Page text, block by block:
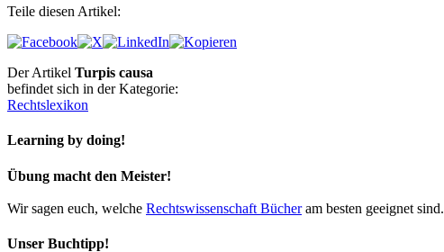
Teile diesen Artikel:
Der Artikel Turpis causa
befindet sich in der Kategorie:
Rechtslexikon
Learning by doing!
Übung macht den Meister!
Wir sagen euch, welche Rechtswissenschaft Bücheram besten geeignet sind.
Unser Buchtipp!